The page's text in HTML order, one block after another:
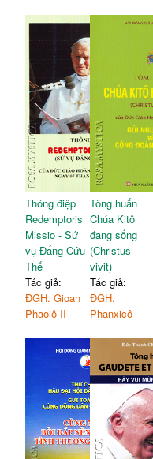
Thông điệp
Redemptoris
Missio - Sứ
vụ Đấng Cứu
Thế
Tác giả:
ĐGH. Gioan
Phaolô II
Tông huấn
Chúa Kitô
đang sống
(Christus
vivit)
Tác giả:
ĐGH.
Phanxicô